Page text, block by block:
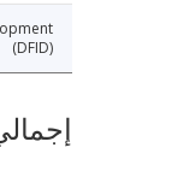
(DFID)